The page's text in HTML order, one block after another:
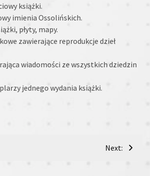
książki.
imienia Ossolińskich.
płyty, mapy.
zawierające reprodukcje dzieł
wiadomości ze wszystkich dziedzin
jednego wydania książki.
Next: